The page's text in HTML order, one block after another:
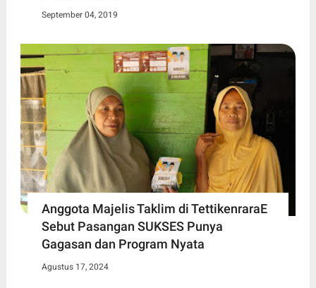
September 04, 2019
Anggota Majelis Taklim di TettikenraraE
Sebut Pasangan SUKSES Punya
Gagasan dan Program Nyata
Agustus 17, 2024